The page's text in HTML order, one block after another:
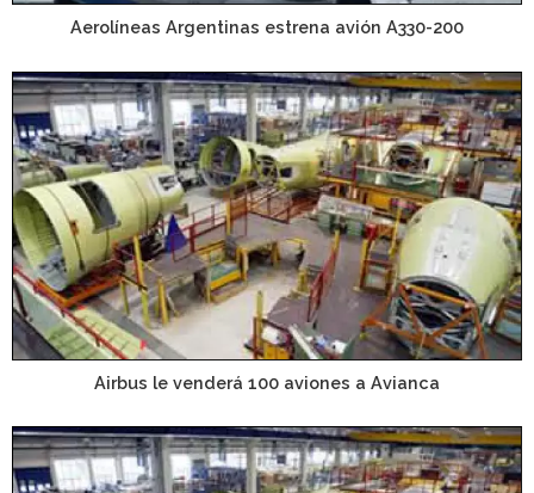
Aerolíneas Argentinas estrena avión A330-200
Airbus le venderá 100 aviones a Avianca